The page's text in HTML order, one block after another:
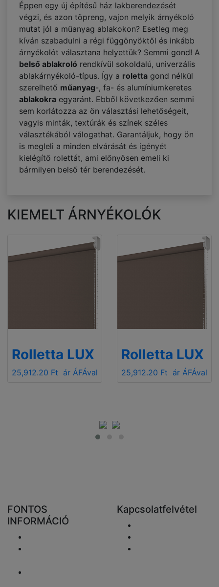
Éppen egy új építésű ház lakberendezését
végzi, és azon töpreng, vajon melyik árnyékoló
mutat jól a műanyag ablakokon? Esetleg meg
kíván szabadulni a régi függönyöktől és inkább
árnyékolót választana helyettük? Semmi gond! A
belső ablakroló rendkívül sokoldalú, univerzális
ablakárnyékoló-típus. Így a roletta gond nélkül
szerelhető műanyag-, fa- és alumíniumkeretes
ablakokra egyaránt. Ebből következően semmi
sem korlátozza az ön választási lehetőségeit,
vagyis minták, textúrák és színek széles
választékából válogathat. Garantáljuk, hogy ön
is megleli a minden elvárását és igényét
kielégítő rolettát, ami előnyösen emeli ki
bármilyen belső tér berendezését.
KIEMELT ÁRNYÉKOLÓK
Rolletta LUX
25,912.20 Ft ár ÁFÁval
Rolletta LUX
25,912.20 Ft ár ÁFÁval
FONTOS
INFORMÁCIÓ
Kapcsolatfelvétel